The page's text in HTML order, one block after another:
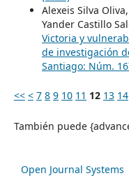
Alexeis Silva
Yander Castillo
Victoria y
de investigación
Santiago: Núm.
<< < 7 8 9 10 11 12 13 14
También puede
Open Journal Systems